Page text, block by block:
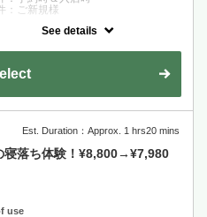
：ご新規様
ッドスパ45分。心地の良い寝落ちを
ください♪
See details
Est. Duration：Approx. 1 hrs20 mins
寝落ち体験！¥8,800→¥7,980
use